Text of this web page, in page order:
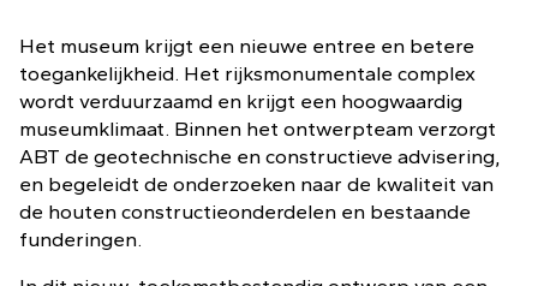
Het museum krijgt een nieuwe entree en betere
toegankelijkheid. Het rijksmonumentale complex
wordt verduurzaamd en krijgt een hoogwaardig
museumklimaat. Binnen het ontwerpteam verzorgt
ABT de geotechnische en constructieve advisering,
en begeleidt de onderzoeken naar de kwaliteit van
de houten constructieonderdelen en bestaande
funderingen.